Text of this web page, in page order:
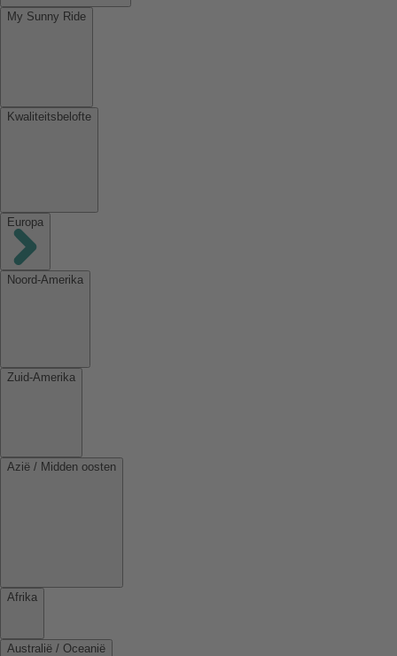
My Sunny Ride
Kwaliteitsbelofte
Europa
Noord-Amerika
Zuid-Amerika
Azië / Midden oosten
Afrika
Australië / Oceanië